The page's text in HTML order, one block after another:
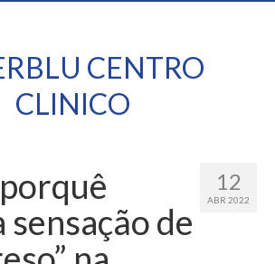
CENTRO
CLINICO
12
ABR 2022
sensação de